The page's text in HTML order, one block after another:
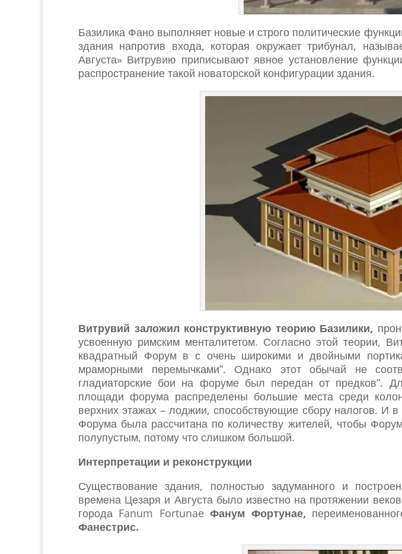
Базилика Фано выполняет новые и строго политические
здания напротив входа, которая окружает трибунал,
Августа» Витрувию приписывают явное установление
распространение такой новаторской конфигурации здания.
Витрувий заложил конструктивную теорию Базилики,
усвоенную римским менталитетом. Согласно этой теории,
квадратный Форум в с очень широкими и двойными
мраморными перемычками”. Однако этот обычай не
гладиаторские бои на форуме был передан от предков”.
площади форума распределены большие места среди
верхних этажах – лоджии, способствующие сбору налогов. И
Форума была рассчитана по количеству жителей, чтобы
полупустым, потому что слишком большой.
Интерпретации и реконструкции
Существование здания, полностью задуманного и
времена Цезаря и Августа было известно на протяжении
города Fanum FortunaeФанум Фортунае,
Фанестрис.